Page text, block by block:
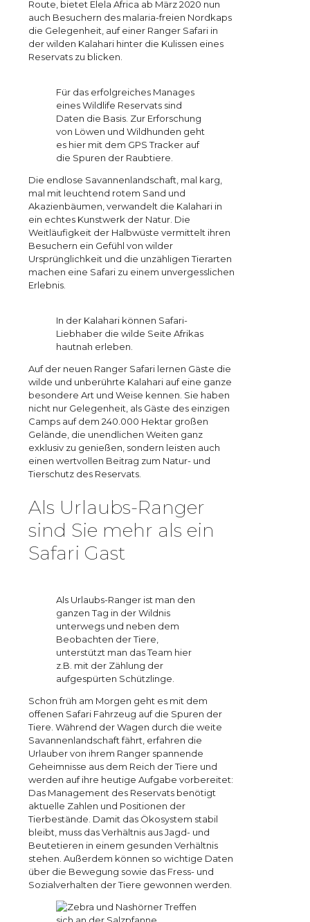
Route, bietet Elela Africa ab März 2020 nun
auch Besuchern des malaria-freien Nordkaps
die Gelegenheit, auf einer Ranger Safari in
der wilden Kalahari hinter die Kulissen eines
Reservats zu blicken.
Für das erfolgreiches Manages
eines Wildlife Reservats sind
Daten die Basis. Zur Erforschung
von Löwen und Wildhunden geht
es hier mit dem GPS Tracker auf
die Spuren der Raubtiere.
Die endlose Savannenlandschaft, mal karg,
mal mit leuchtend rotem Sand und
Akazienbäumen, verwandelt die Kalahari in
ein echtes Kunstwerk der Natur. Die
Weitläufigkeit der Halbwüste vermittelt ihren
Besuchern ein Gefühl von wilder
Ursprünglichkeit und die unzähligen Tierarten
machen eine Safari zu einem unvergesslichen
Erlebnis.
In der Kalahari können Safari-
Liebhaber die wilde Seite Afrikas
hautnah erleben.
Auf der neuen Ranger Safari lernen Gäste die
wilde und unberührte Kalahari auf eine ganze
besondere Art und Weise kennen. Sie haben
nicht nur Gelegenheit, als Gäste des einzigen
Camps auf dem 240.000 Hektar großen
Gelände, die unendlichen Weiten ganz
exklusiv zu genießen, sondern leisten auch
einen wertvollen Beitrag zum Natur- und
Tierschutz des Reservats.
Als Urlaubs-Ranger
sind Sie mehr als ein
Safari Gast
Als Urlaubs-Ranger ist man den
ganzen Tag in der Wildnis
unterwegs und neben dem
Beobachten der Tiere,
unterstützt man das Team hier
z.B. mit der Zählung der
aufgespürten Schützlinge.
Schon früh am Morgen geht es mit dem
offenen Safari Fahrzeug auf die Spuren der
Tiere. Während der Wagen durch die weite
Savannenlandschaft fährt, erfahren die
Urlauber von ihrem Ranger spannende
Geheimnisse aus dem Reich der Tiere und
werden auf ihre heutige Aufgabe vorbereitet:
Das Management des Reservats benötigt
aktuelle Zahlen und Positionen der
Tierbestände. Damit das Ökosystem stabil
bleibt, muss das Verhältnis aus Jagd- und
Beutetieren in einem gesunden Verhältnis
stehen. Außerdem können so wichtige Daten
über die Bewegung sowie das Fress- und
Sozialverhalten der Tiere gewonnen werden.